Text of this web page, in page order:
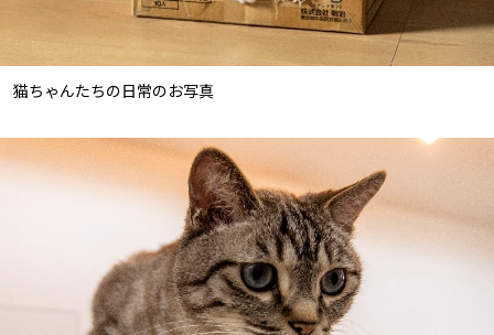
猫ちゃんたちの日常のお写真